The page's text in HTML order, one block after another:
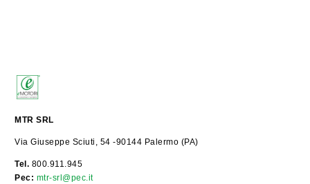
MTR SRL
Via Giuseppe Sciuti, 54 -90144 Palermo (PA)
Tel. 800.911.945
Pec: mtr-srl@pec.it